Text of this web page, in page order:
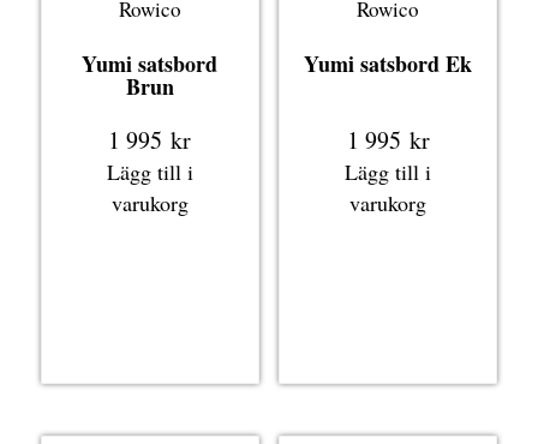
Rowico
Yumi satsbord
Brun
1 995kr
Lägg till i
varukorg
Rowico
Yumi satsbord Ek
1 995 kr
Lägg till i
varukorg